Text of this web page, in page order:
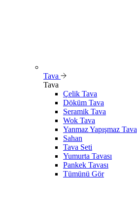
Tava
Tava
Çelik Tava
Döküm Tava
Seramik Tava
Wok Tava
Yanmaz Yapışmaz Tava
Sahan
Tava Seti
Yumurta Tavası
Pankek Tavası
Tümünü Gör